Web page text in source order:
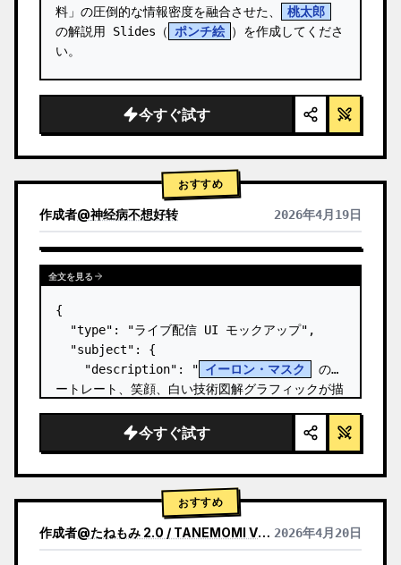
料」の圧倒的な情報密度を融合させた、
桃太郎
の解説用 Slides（
ポンチ絵 ）を作成してくださ
い。
今すぐ試す
おすすめ
作成者@神经病不想好转 2026年4月19日
全文を見る
{
  "type": "ライブ配信 UI モックアップ",
  "subject": {
    "description": "
イーロン・マスク
のポ
ートレート、笑顔、白い技術図解グラフィックが描
    "background": "左側には '
SPACEX ' の
テキストが表示されたスクリー…
今すぐ試す
おすすめ
作成者@たねもみ 2.0 / TANEMOMI VER2.0 2026年4月20日